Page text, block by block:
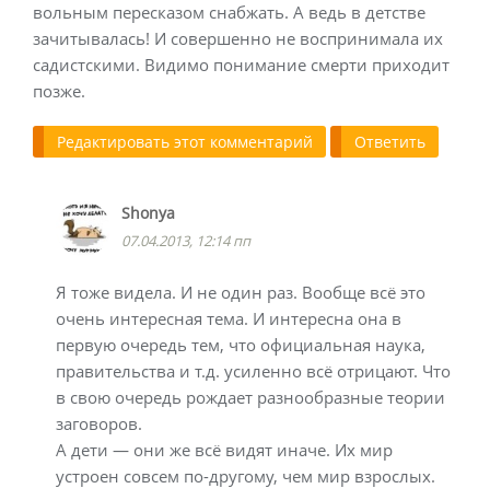
вольным пересказом снабжать. А ведь в детстве
зачитывалась! И совершенно не воспринимала их
садистскими. Видимо понимание смерти приходит
позже.
Редактировать этот комментарий Ответить
Shonya
07.04.2013, 12:14 пп
Я тоже видела. И не один раз. Вообще всё это
очень интересная тема. И интересна она в
первую очередь тем, что официальная наука,
правительства и т.д. усиленно всё отрицают. Что
в свою очередь рождает разнообразные теории
заговоров.
А дети — они же всё видят иначе. Их мир
устроен совсем по-другому, чем мир взрослых.